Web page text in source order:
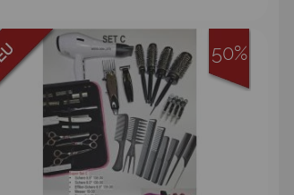
50%